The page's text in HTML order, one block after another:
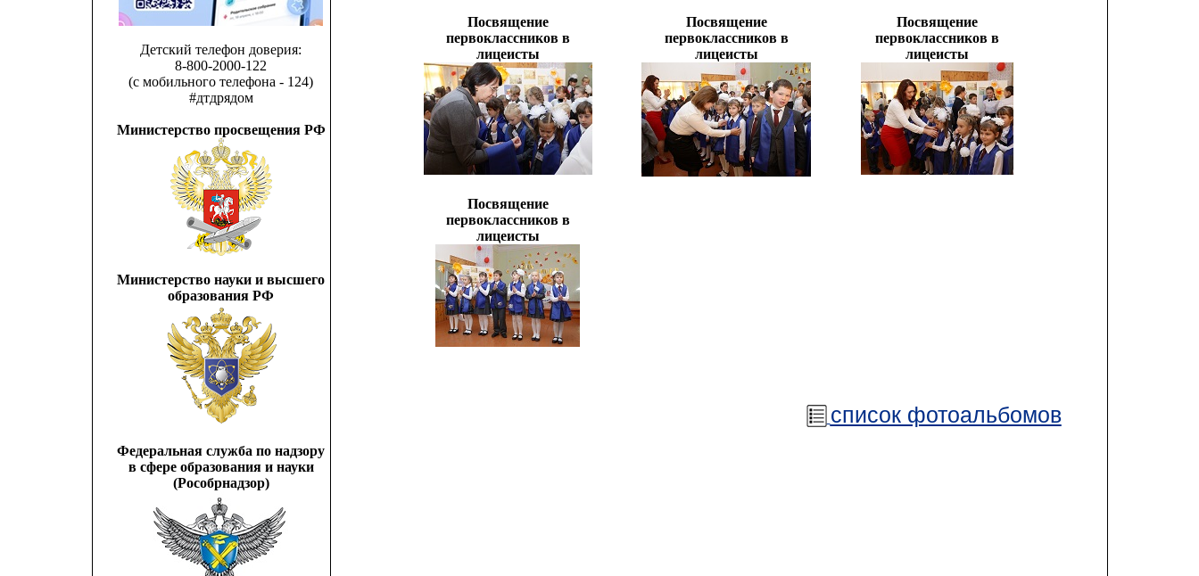
Детский телефон доверия:
8-800-2000-122
(с мобильного телефона - 124)
#дтдрядом
Министерство просвещения РФ
Министерство науки и высшего
образования РФ
Федеральная служба по надзору
в сфере образования и науки
(Рособрнадзор)
Посвящение
первоклассников в
лицеисты
Посвящение
первоклассников в
лицеисты
Посвящение
первоклассников в
лицеисты
Посвящение
первоклассников в
лицеисты
список фотоальбомов